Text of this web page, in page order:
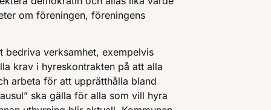
om föreningen, föreningens
verksamhet, exempelvis
krav i hyreskontrakten på att alla
arbeta för att upprätthålla bland
ska gälla för alla som vill hyra